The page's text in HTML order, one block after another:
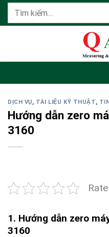
SkipTìm
DỊCH VỤ, TÀI LIỆU KỸ THUẬT,
Hướng dẫn zero
3160
1. Hướng dẫn zero
3160